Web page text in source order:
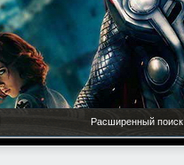
Расширенный поиск